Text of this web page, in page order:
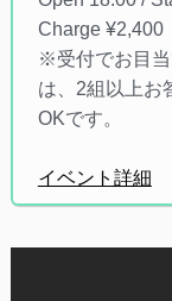
Charge ¥2,400
※受付でお目当
は、2組以上お
OKです。
イベント詳細